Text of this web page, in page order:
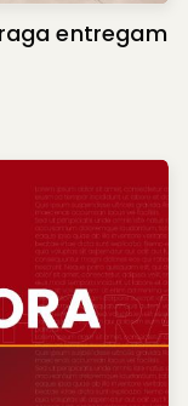
entregam